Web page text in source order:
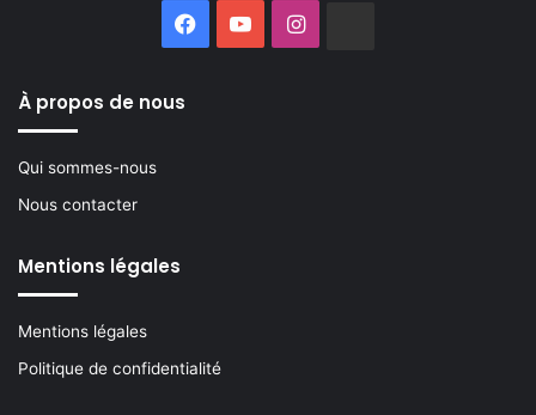
Facebook
YouTubeInstagram
À propos de nous
Qui sommes-nous
Nous contacter
Mentions légales
Mentions légales
Politique de confidentialité